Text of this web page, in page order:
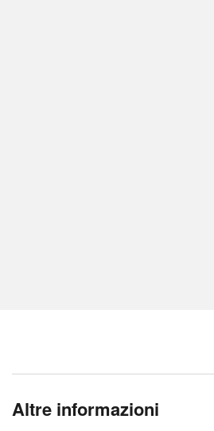
Altre informazioni